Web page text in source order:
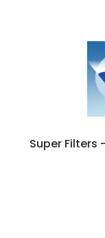
Super Filters